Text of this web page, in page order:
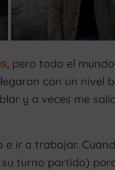
, pero todo el
con un nivel
y a veces me
ir a trabajar.
turno partido)